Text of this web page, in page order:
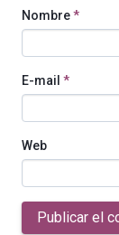
Nombre*
E-mail *
Web
Publicar el